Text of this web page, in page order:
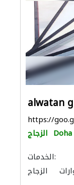
الزجاج Doha
الخدمات:
الزجاج